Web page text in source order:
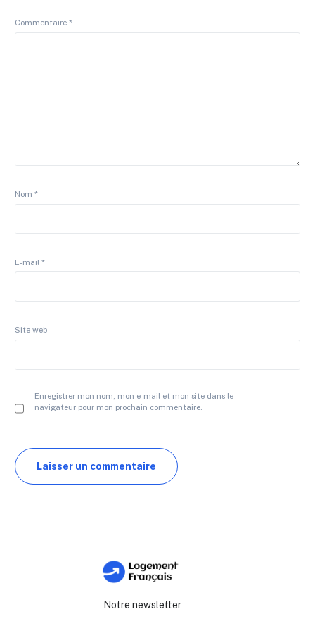
Commentaire*
Nom*
E-mail*
Site web
Enregistrer mon nom, mon e-mail et mon site dans le
navigateur pour mon prochain commentaire.
Notre newsletter